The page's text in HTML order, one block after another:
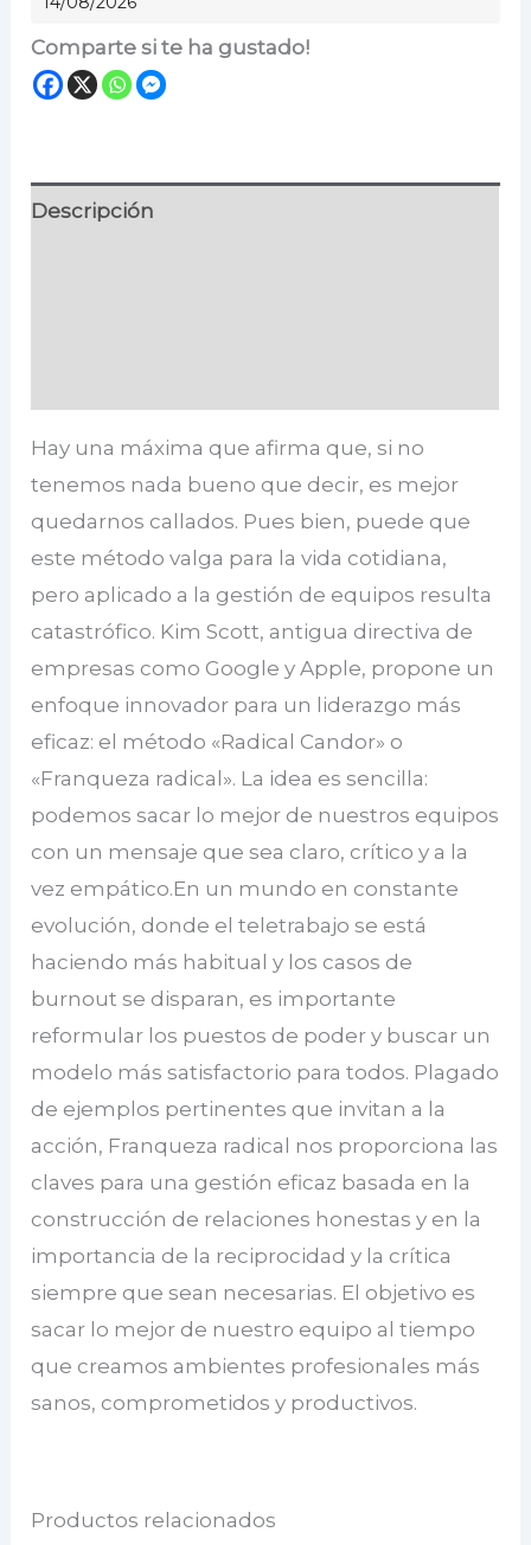
Comparte si te ha gustado!
Descripción
Hay una máxima que afirma que, si no
tenemos nada bueno que decir, es mejor
quedarnos callados. Pues bien, puede que
este método valga para la vida cotidiana,
pero aplicado a la gestión de equipos resulta
catastrófico. Kim Scott, antigua directiva de
empresas como Google y Apple, propone un
enfoque innovador para un liderazgo más
eficaz: el método «Radical Candor» o
«Franqueza radical». La idea es sencilla:
podemos sacar lo mejor de nuestros equipos
con un mensaje que sea claro, crítico y a la
vez empático.En un mundo en constante
evolución, donde el teletrabajo se está
haciendo más habitual y los casos de
burnout se disparan, es importante
reformular los puestos de poder y buscar un
modelo más satisfactorio para todos. Plagado
de ejemplos pertinentes que invitan a la
acción, Franqueza radical nos proporciona las
claves para una gestión eficaz basada en la
construcción de relaciones honestas y en la
importancia de la reciprocidad y la crítica
siempre que sean necesarias. El objetivo es
sacar lo mejor de nuestro equipo al tiempo
que creamos ambientes profesionales más
sanos, comprometidos y productivos.
Productos relacionados